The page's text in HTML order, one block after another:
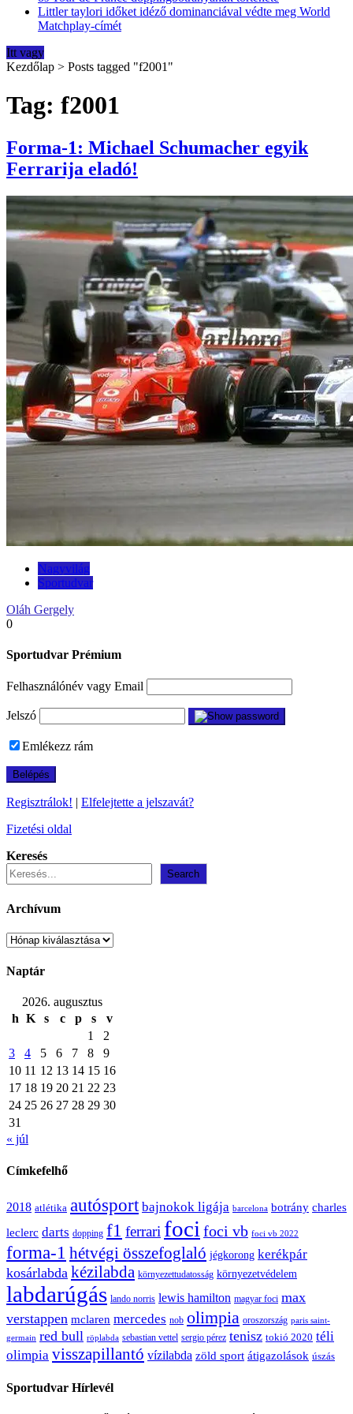
Littler taylori időket idéző dominanciával védte meg World
Matchplay-címét
Itt vagy
Kezdőlap > Posts tagged "f2001"
Tag: f2001
Forma-1: Michael Schumacher egyik
Ferrarija eladó!
Nagyvilág
Sportudvar
Oláh Gergely
0
Sportudvar Prémium
Felhasználónév vagy Email
Jelszó
Emlékezz rám
Regisztrálok! | Elfelejtette a jelszavát?
Fizetési oldal
Keresés
Search
Archívum
Archívum
Naptár
2026. augusztus
h K s c p s
v
1
2
3
4 5 6 7 8
9
10 11 12 13 14 15 16
17 18 19 20 21 22 23
24 25 26 27 28 29 30
31
« júl
Címkefelhő
2018 atlétika autósport bajnokok ligája barcelona botrány charles
leclerc darts dopping f1 ferrari foci foci vb foci vb 2022
forma-1 hétvégi összefoglaló jégkorong kerékpár
kosárlabda kézilabda környezettudatosság környezetvédelem
labdarúgás lando norris lewis hamilton magyar foci max
verstappen mclaren mercedes nob olimpia oroszország paris saint-
germain red bull röplabda sebastian vettel sergio pérez tenisz tokió 2020 téli
olimpia visszapillantó vízilabda zöld sport átigazolások úszás
Sportudvar Hírlevél